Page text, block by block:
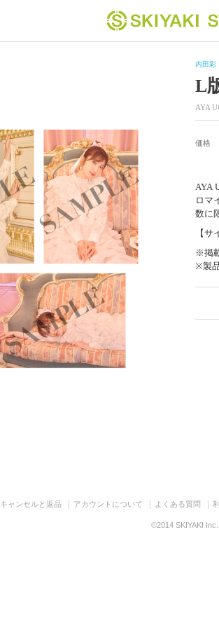
内田彩
L
AYA
価格
AYA
ロマ
数に
【サ
※掲
※製
キャンセルと返品 アカウントについて よくある質問
©2014 SKIYAKI Inc.